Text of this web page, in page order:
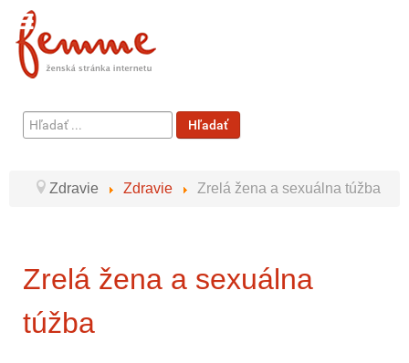
Hľadať
...
Hľadať
Zdravie Zdravie Zrelá žena a sexuálna túžba
Zrelá žena a sexuálna
túžba